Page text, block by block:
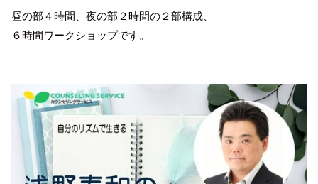
昼の部４時間、夜の部２時間の２部構成、
６時間ワークショップです。